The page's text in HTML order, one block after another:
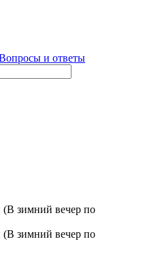
и ответы
зимний вечер по
зимний вечер по